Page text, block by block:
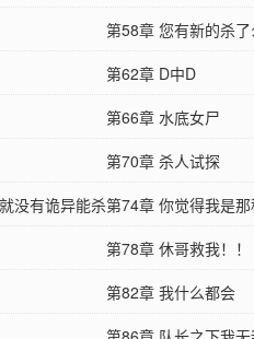
残忍
第58章 您有新的杀
第62章 D中D
第66章 水底女尸
第70章 杀人试探
没有诡异能杀第74章 你觉得我是那
第78章 休哥救我！！
第82章 我什么都会